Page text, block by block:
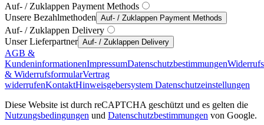
Auf- / Zuklappen Payment Methods
Unsere Bezahlmethoden Auf- / Zuklappen Payment Methods
Auf- / Zuklappen Delivery
Unser Lieferpartner Auf- / Zuklappen Delivery
AGB &
KundeninformationenImpressumDatenschutzbestimmungen
& WiderrufsformularVertrag
widerrufenKontaktHinweisgebersystem Datenschutzeinstellungen
Diese Website ist durch reCAPTCHA geschützt und es gelten die
Nutzungsbedingungen und Datenschutzbestimmungen von Google.